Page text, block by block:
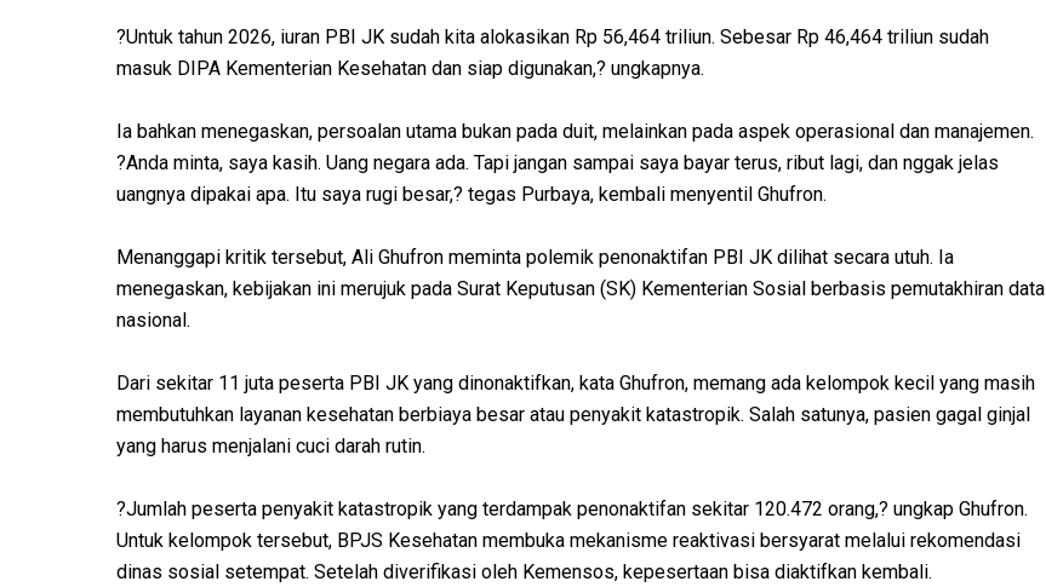
?Untuk tahun 2026, iuran PBI JK sudah kita alokasikan Rp 56,464 triliun. Sebesar Rp 46,464 triliun sudah
masuk DIPA Kementerian Kesehatan dan siap digunakan,? ungkapnya.
Ia bahkan menegaskan, persoalan utama bukan pada duit, melainkan pada aspek operasional dan manajemen.
?Anda minta, saya kasih. Uang negara ada. Tapi jangan sampai saya bayar terus, ribut lagi, dan nggak jelas
uangnya dipakai apa. Itu saya rugi besar,? tegas Purbaya, kembali menyentil Ghufron.
Menanggapi kritik tersebut, Ali Ghufron meminta polemik penonaktifan PBI JK dilihat secara utuh. Ia
menegaskan, kebijakan ini merujuk pada Surat Keputusan (SK) Kementerian Sosial berbasis pemutakhiran data
nasional.
Dari sekitar 11 juta peserta PBI JK yang dinonaktifkan, kata Ghufron, memang ada kelompok kecil yang masih
membutuhkan layanan kesehatan berbiaya besar atau penyakit katastropik. Salah satunya, pasien gagal ginjal
yang harus menjalani cuci darah rutin.
?Jumlah peserta penyakit katastropik yang terdampak penonaktifan sekitar 120.472 orang,? ungkap Ghufron.
Untuk kelompok tersebut, BPJS Kesehatan membuka mekanisme reaktivasi bersyarat melalui rekomendasi
dinas sosial setempat. Setelah diverifikasi oleh Kemensos, kepesertaan bisa diaktifkan kembali.